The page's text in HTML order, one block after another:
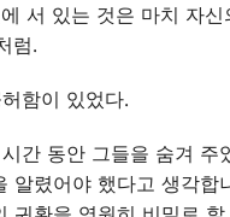
서 있는 것은 마치 자
럼.
함이 있었다.
간 동안 그들을 숨겨 주
렸어야 했다고 생각합